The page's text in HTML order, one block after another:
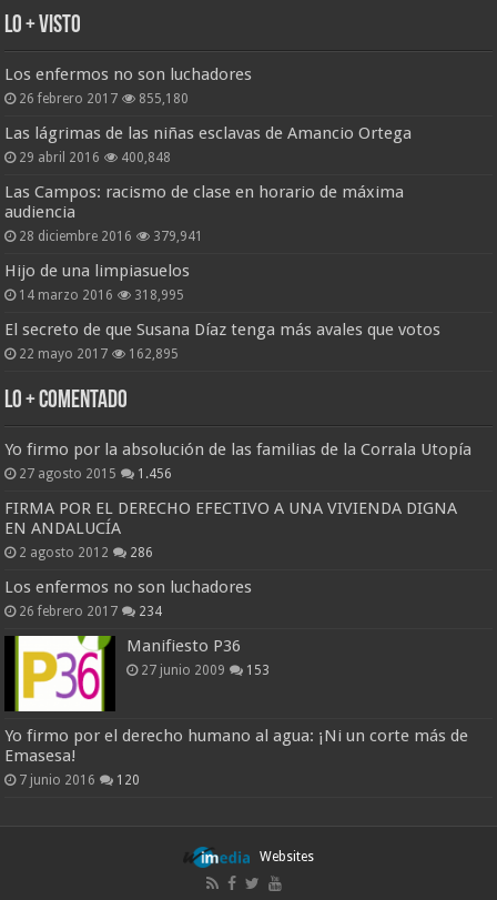
Lo + Visto
Los enfermos no son luchadores
26 febrero 2017 855,180
Las lágrimas de las niñas esclavas de Amancio Ortega
29 abril 2016 400,848
Las Campos: racismo de clase en horario de máxima
audiencia
28 diciembre 2016 379,941
Hijo de una limpiasuelos
14 marzo 2016 318,995
El secreto de que Susana Díaz tenga más avales que votos
22 mayo 2017 162,895
Lo + Comentado
Yo firmo por la absolución de las familias de la Corrala Utopía
27 agosto 2015 1.456
FIRMA POR EL DERECHO EFECTIVO A UNA VIVIENDA DIGNA
EN ANDALUCÍA
2 agosto 2012 286
Los enfermos no son luchadores
26 febrero 2017 234
Manifiesto P36
27 junio 2009 153
Yo firmo por el derecho humano al agua: ¡Ni un corte más de
Emasesa!
7 junio 2016 120
Websites